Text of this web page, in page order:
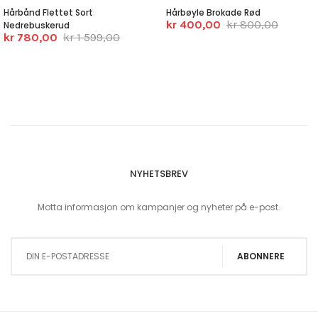
Hårbånd Flettet Sort
Nedrebuskerud
kr 780,00 kr 1 599,00
Hårbøyle Brokade Rød
kr 400,00 kr 800,00
NYHETSBREV
Motta informasjon om kampanjer og nyheter på e-post.
ABONNERE